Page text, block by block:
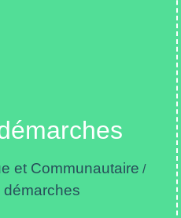
et Communautaire /